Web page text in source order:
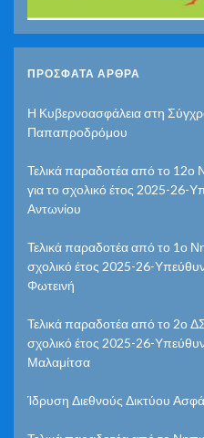
ΠΡΌΣΦΑΤΑ ΆΡΘΡΑ
Η Κυβερνοασφάλεια στη
Παπαπροδρόμου
Τελικά παραδοτέα από το 12ο
για το σχολικό έτος 2025-26-
Αντωνίου
Τελικά παραδοτέα από το 1ο
σχολικό έτος 2025-26-
Φωτεινή
Τελικά παραδοτέα από το 2ο
σχολικό έτος 2025-26-
Μαλαμίτσα
Ίδρυση Διεθνούς Δικτύου